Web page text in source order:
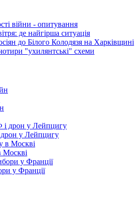
війни - опитування
де найгірша ситуація
до Білого Колодязя на Харківщині
"ухилянтські" схеми
у Лейпцигу
Москві
у Франції